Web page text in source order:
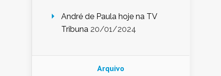
André de Paula hoje na TV
Tribuna 20/01/2024
Arquivo